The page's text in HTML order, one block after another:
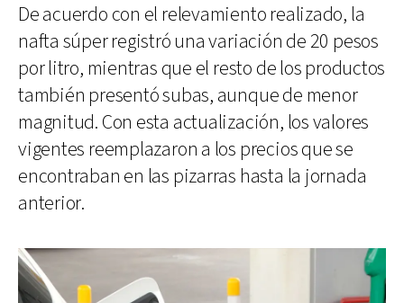
De acuerdo con el relevamiento realizado, la
nafta súper registró una variación de 20 pesos
por litro, mientras que el resto de los productos
también presentó subas, aunque de menor
magnitud. Con esta actualización, los valores
vigentes reemplazaron a los precios que se
encontraban en las pizarras hasta la jornada
anterior.